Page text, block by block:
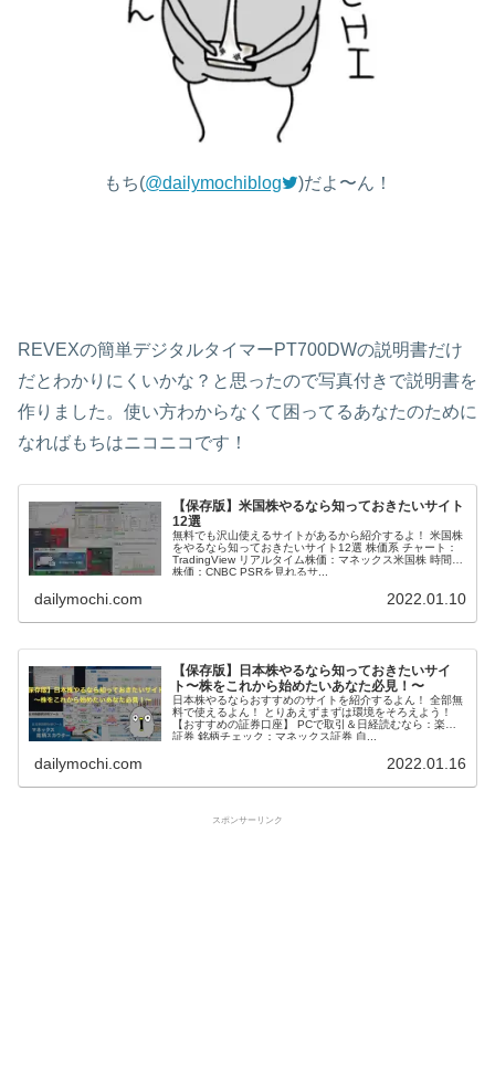
もち(@dailymochiblog )だよ〜ん！
REVEXの簡単デジタルタイマーPT700DWの説明書だけ
だとわかりにくいかな？と思ったので写真付きで説明書を
作りました。使い方わからなくて困ってるあなたのために
なればもちはニコニコです！
【保存版】米国株やるなら知っておきたいサイト
12選
無料でも沢山使えるサイトがあるから紹介するよ！ 米国株
をやるなら知っておきたいサイト12選 株価系 チャート：
TradingView リアルタイム株価：マネックス米国株 時間外
株価：CNBC PSRを見れるサ...
dailymochi.com 2022.01.10
【保存版】日本株やるなら知っておきたいサイ
ト〜株をこれから始めたいあなた必見！〜
日本株やるならおすすめのサイトを紹介するよん！ 全部無
料で使えるよん！ とりあえずまずは環境をそろえよう！
【おすすめの証券口座】 PCで取引＆日経読むなら：楽天
証券 銘柄チェック：マネックス証券 自...
dailymochi.com 2022.01.16
スポンサーリンク